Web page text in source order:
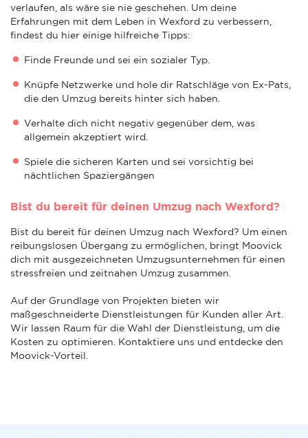
verlaufen, als wäre sie nie geschehen. Um deine
Erfahrungen mit dem Leben in Wexford zu verbessern,
findest du hier einige hilfreiche Tipps:
Finde Freunde und sei ein sozialer Typ.
Knüpfe Netzwerke und hole dir Ratschläge von Ex-Pats,
die den Umzug bereits hinter sich haben.
Verhalte dich nicht negativ gegenüber dem, was
allgemein akzeptiert wird.
Spiele die sicheren Karten und sei vorsichtig bei
nächtlichen Spaziergängen
Bist du bereit für deinen Umzug nach Wexford?
Bist du bereit für deinen Umzug nach Wexford? Um einen
reibungslosen Übergang zu ermöglichen, bringt Moovick
dich mit ausgezeichneten Umzugsunternehmen für einen
stressfreien und zeitnahen Umzug zusammen.
Auf der Grundlage von Projekten bieten wir
maßgeschneiderte Dienstleistungen für Kunden aller Art.
Wir lassen Raum für die Wahl der Dienstleistung, um die
Kosten zu optimieren. Kontaktiere uns und entdecke den
Moovick-Vorteil.